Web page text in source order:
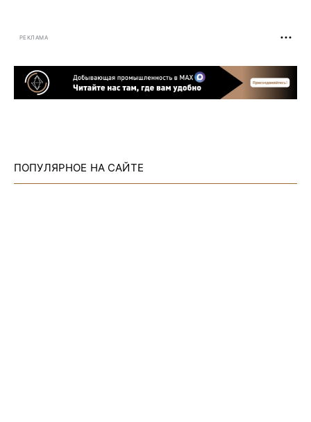
РЕКЛАМА
ПОПУЛЯРНОЕ НА САЙТЕ